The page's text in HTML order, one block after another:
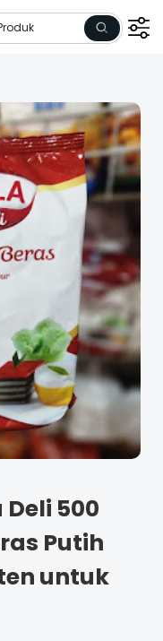
500
Putih
untuk